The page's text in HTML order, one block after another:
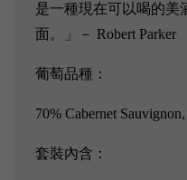
是一種現在可以喝的美
面。」－ Robert Parker
葡萄品種：
70% Cabernet
套裝內含：